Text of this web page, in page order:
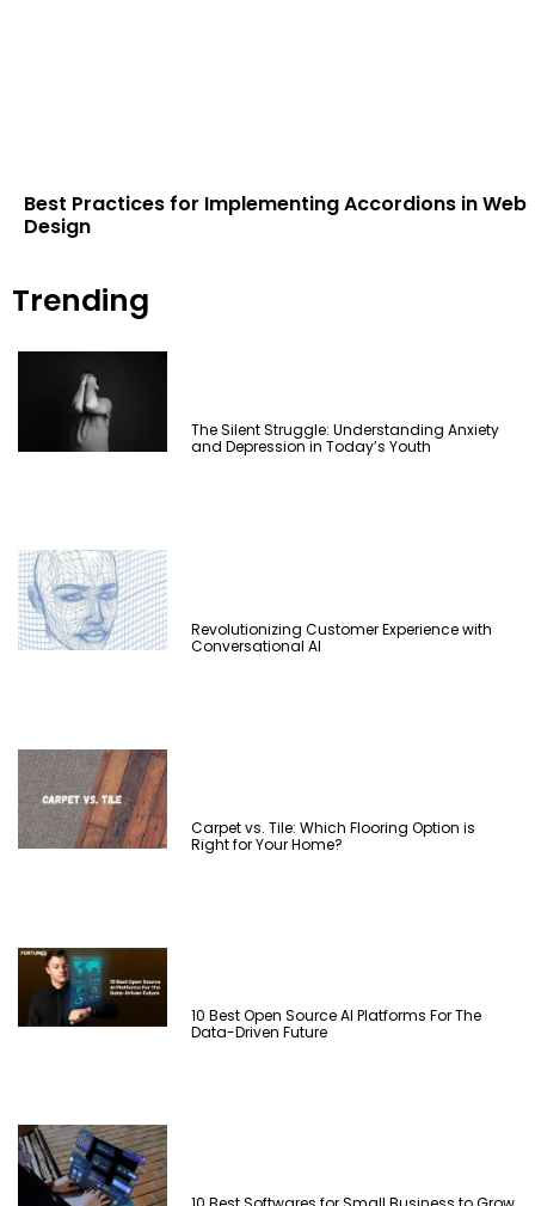
Best Practices for Implementing Accordions in Web
Design
Trending
The Silent Struggle: Understanding Anxiety
and Depression in Today’s Youth
Revolutionizing Customer Experience with
Conversational AI
Carpet vs. Tile: Which Flooring Option is
Right for Your Home?
10 Best Open Source AI Platforms For The
Data-Driven Future